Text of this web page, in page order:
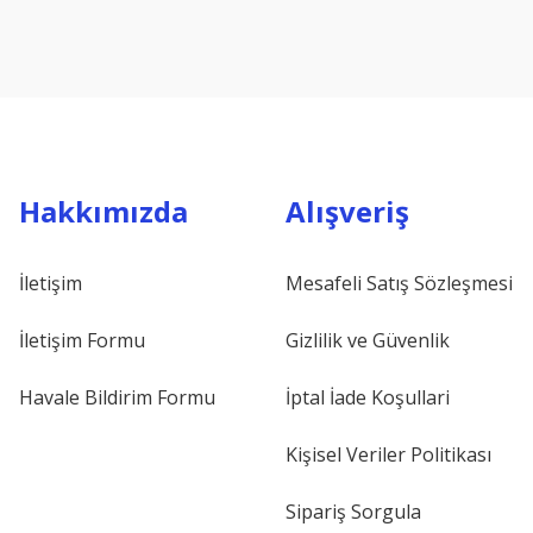
Hakkımızda
İletişim
İletişim Formu
Havale Bildirim Formu
Alışveriş
Mesafeli Satış Sözleşmesi
Gizlilik ve Güvenlik
İptal İade Koşullari
Kişisel Veriler Politikası
Sipariş Sorgula